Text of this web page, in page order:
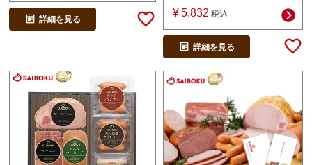
詳細を見る
¥5,832 税込
詳細を見る